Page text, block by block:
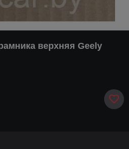
верхняя Geely